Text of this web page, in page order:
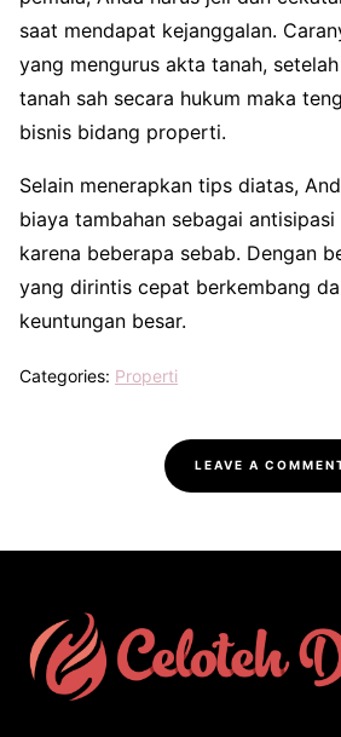
saat mendapat kejanggalan.
yang mengurus akta tanah,
tanah sah secara hukum maka
bisnis bidang properti.
Selain menerapkan tips diatas,
biaya tambahan sebagai
karena beberapa sebab. Dengan
yang dirintis cepat berkembang
keuntungan besar.
Categories: Properti
LEAVE A